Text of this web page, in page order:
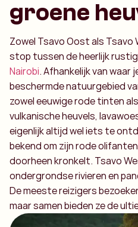
groene
Zowel Tsavo Oost als
stop tussen de heerlijk
Nairobi. Afhankelijk van
beschermde natuurgebied
zowel eeuwige rode tinten
vulkanische heuvels,
eigenlijk altijd wel iets te
bekend om zijn rode
doorheen kronkelt. Tsavo
ondergrondse rivieren en
De meeste reizigers
maar samen bieden ze de